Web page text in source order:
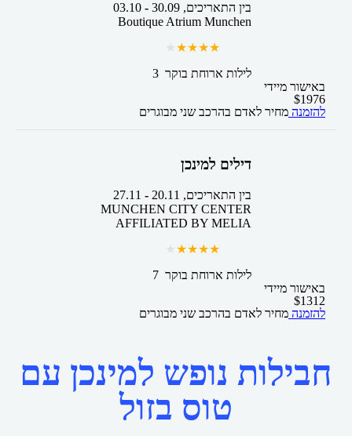
בין התאריכים, -
03.10
Boutique Atrium Munchen
3 לילות ארוחת בוקר
באישור מיידי
$1976
להזמנה מחיר לאדם בהרכב שני מבוגרים
דילים למינכן
בין התאריכים, -
27.11
MUNCHEN CITY CENTER
AFFILIATED BY MELIA
7 לילות ארוחת בוקר
באישור מיידי
$1312
להזמנה מחיר לאדם בהרכב שני מבוגרים
חבילות נופש למינכן עם
טוס בזול